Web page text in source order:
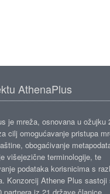
AthenaPlus
je mreža, osnovana u ožujku
cilj omogućavanje pristupa
obogaćivanje
višejezične terminologije, te
podataka korisnicima s
Konzorcij Athene Plus sastoji